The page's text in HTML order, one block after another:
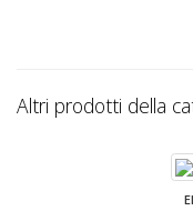
Altri prodotti della